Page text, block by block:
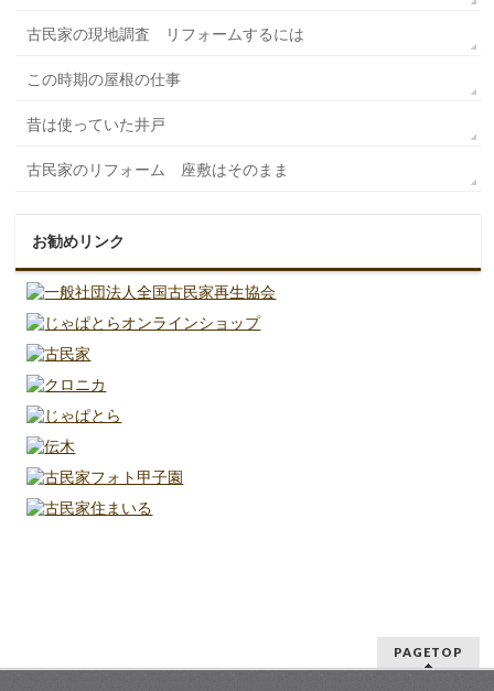
古民家の現地調査 リフォームするには
この時期の屋根の仕事
昔は使っていた井戸
古民家のリフォーム 座敷はそのまま
お勧めリンク
PAGETOP